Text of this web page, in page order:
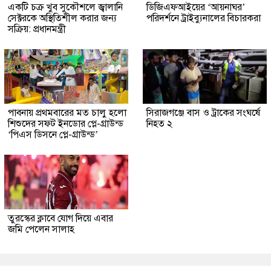
একটি চক্র খুব সুকৌশলে জ্বালানি
সেক্টরকে অস্থিতিশীল করার জন্য
সক্রিয়: প্রধানমন্ত্রী
ডিজিএফআইয়ের ‘আয়নাঘর’
পরিদর্শনে ট্রাইব্যুনালের বিচারকরা
পাবনায় প্রথমবারের মত চালু হলো
শিশুদের সফট ইনডোর প্লে-গ্রাউন্ড
‘পিএস ডিসনে প্লে-গ্রাউন্ড’
সিরাজগঞ্জে বাস ও ট্রাকের সংঘর্ষে
নিহত ২
তুরস্কের ক্লাবে যোগ দিয়ে এবার
জমি পেলেন সালাহ